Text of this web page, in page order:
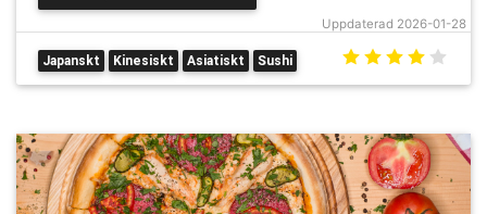
Uppdaterad 2026-01-28
Japanskt Kinesiskt Asiatiskt Sushi